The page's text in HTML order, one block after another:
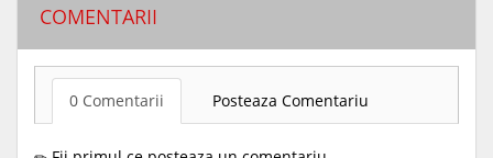
COMENTARII
0 Comentarii Posteaza Comentariu